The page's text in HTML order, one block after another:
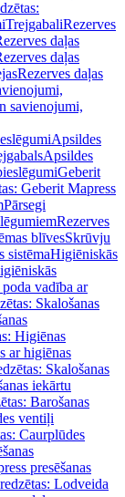
TrejgabaliRezerves
daļas
daļas
Rezerves daļas
savienojumi,
Apsildes
Apsildes
Geberit
Geberit Mapress
Pārsegi
Rezerves
blīvesSkrūvju
sistēmaHigiēniskās
poda vadība ar
Skalošanas
Higiēnas
ar higiēnas
Skalošanas
iekārtu
Barošanas
ventiļi
Caurplūdes
presēšanas
Lodveida